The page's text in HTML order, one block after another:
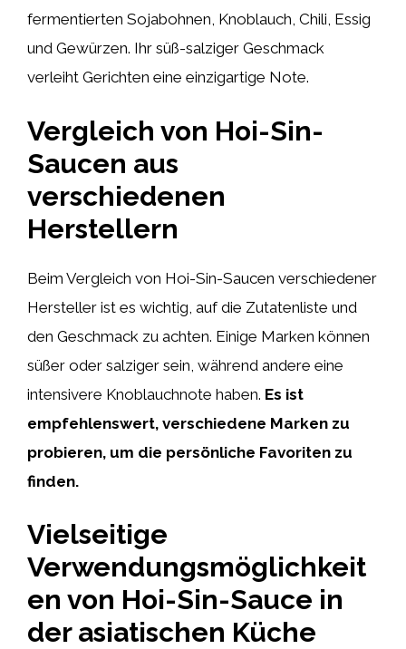
fermentierten Sojabohnen, Knoblauch, Chili, Essig
und Gewürzen. Ihr süß-salziger Geschmack
verleiht Gerichten eine einzigartige Note.
Vergleich von Hoi-Sin-
Saucen aus
verschiedenen
Herstellern
Beim Vergleich von Hoi-Sin-Saucen verschiedener
Hersteller ist es wichtig, auf die Zutatenliste und
den Geschmack zu achten. Einige Marken können
süßer oder salziger sein, während andere eine
intensivere Knoblauchnote haben. Es ist
empfehlenswert, verschiedene Marken zu
probieren, um die persönliche Favoriten zu
finden.
Vielseitige
Verwendungsmöglichkeit
en von Hoi-Sin-Sauce in
der asiatischen Küche